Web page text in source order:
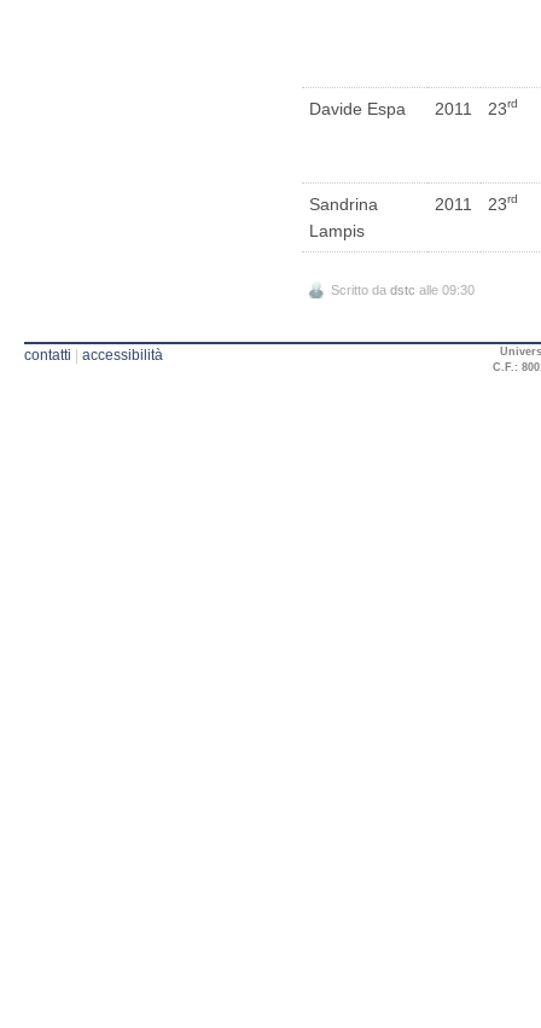
Davide Espa 2011 23rd
Sandrina
Lampis
2011 23rd
Scritto da dstc alle 09:30
contatti accessibilità
C.F.: